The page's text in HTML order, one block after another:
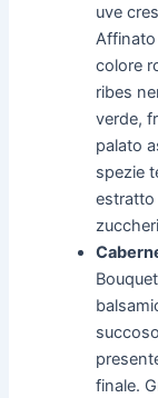
uve
colore
ribes
verde,
palato
spezie
estratto
finale.